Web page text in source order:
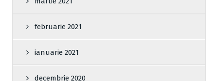
februarie 2021
ianuarie 2021
decembrie 2020